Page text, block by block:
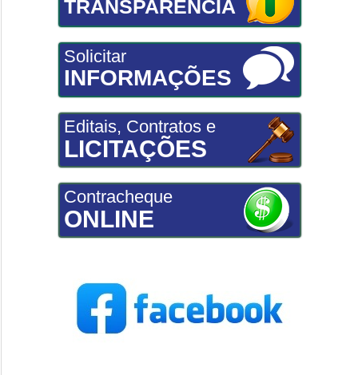
TRANSPARÊNCIA
Solicitar
INFORMAÇÕES
Editais, Contratos e
LICITAÇÕES
Contracheque
ONLINE